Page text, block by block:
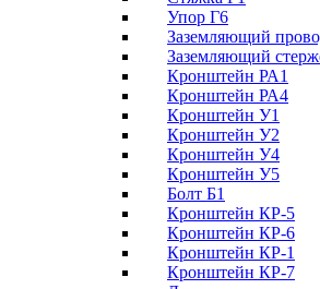
Упор Г6
Заземляющий
Заземляющий
Кронштейн РА1
Кронштейн РА4
Кронштейн У1
Кронштейн У2
Кронштейн У4
Кронштейн У5
Болт Б1
Кронштейн КР-5
Кронштейн КР-6
Кронштейн КР-1
Кронштейн КР-7